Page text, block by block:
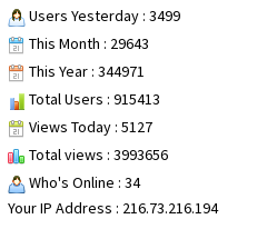
Users Yesterday : 3499
This Month : 29643
This Year : 344971
Total Users : 915413
Views Today : 5127
Total views : 3993656
Who's Online : 34
Your IP Address : 216.73.216.194